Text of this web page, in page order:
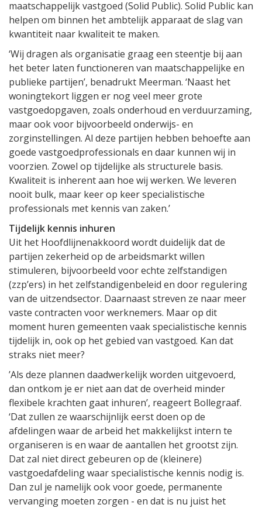
maatschappelijk vastgoed (Solid Public). Solid Public kan
helpen om binnen het ambtelijk apparaat de slag van
kwantiteit naar kwaliteit te maken.
‘Wij dragen als organisatie graag een steentje bij aan
het beter laten functioneren van maatschappelijke en
publieke partijen’, benadrukt Meerman. ‘Naast het
woningtekort liggen er nog veel meer grote
vastgoedopgaven, zoals onderhoud en verduurzaming,
maar ook voor bijvoorbeeld onderwijs- en
zorginstellingen. Al deze partijen hebben behoefte aan
goede vastgoedprofessionals en daar kunnen wij in
voorzien. Zowel op tijdelijke als structurele basis.
Kwaliteit is inherent aan hoe wij werken. We leveren
nooit bulk, maar keer op keer specialistische
professionals met kennis van zaken.’
Tijdelijk kennis inhuren
Uit het Hoofdlijnenakkoord wordt duidelijk dat de
partijen zekerheid op de arbeidsmarkt willen
stimuleren, bijvoorbeeld voor echte zelfstandigen
(zzp’ers) in het zelfstandigenbeleid en door regulering
van de uitzendsector. Daarnaast streven ze naar meer
vaste contracten voor werknemers. Maar op dit
moment huren gemeenten vaak specialistische kennis
tijdelijk in, ook op het gebied van vastgoed. Kan dat
straks niet meer?
’Als deze plannen daadwerkelijk worden uitgevoerd,
dan ontkom je er niet aan dat de overheid minder
flexibele krachten gaat inhuren’, reageert Bollegraaf.
‘Dat zullen ze waarschijnlijk eerst doen op de
afdelingen waar de arbeid het makkelijkst intern te
organiseren is en waar de aantallen het grootst zijn.
Dat zal niet direct gebeuren op de (kleinere)
vastgoedafdeling waar specialistische kennis nodig is.
Dan zul je namelijk ook voor goede, permanente
vervanging moeten zorgen - en dat is nu juist het